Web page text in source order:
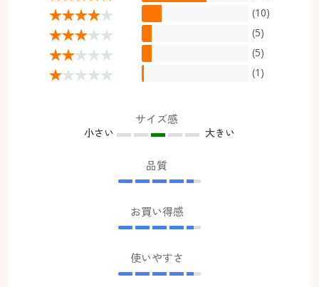
(10)
(5)
(5)
(1)
サイズ感
小さい 大きい
品質
お買い得感
使いやすさ